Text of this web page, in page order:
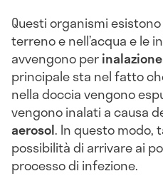
Questi organismi
terreno e nell’acqua e le
avvengono perinalazione
principale sta nel fatto
nella doccia vengono
vengono inalati a causa
aerosol. In questo modo,
possibilità di arrivare ai
processo di infezione.